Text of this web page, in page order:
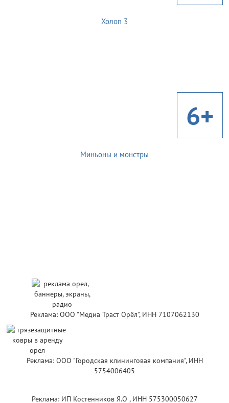
Холоп 3
6+
Миньоны и монстры
Реклама: ООО "Медиа Траст Орёл", ИНН 7107062130
Реклама: ООО "Городская клининговая компания", ИНН
5754006405
Реклама: ИП Костенников Я.О , ИНН 575300050627